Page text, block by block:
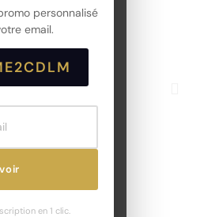
personnalisé
email.
en 1 clic.